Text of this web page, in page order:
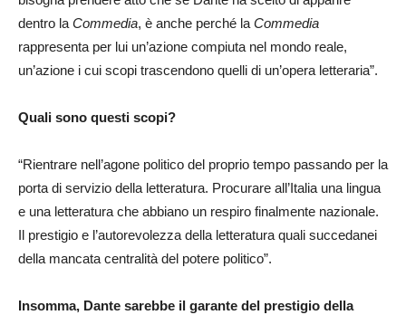
dentro la Commedia, è anche perché la Commedia
rappresenta per lui un’azione compiuta nel mondo reale,
un’azione i cui scopi trascendono quelli di un’opera letteraria”.
Quali sono questi scopi?
“Rientrare nell’agone politico del proprio tempo passando per la
porta di servizio della letteratura. Procurare all’Italia una lingua
e una letteratura che abbiano un respiro finalmente nazionale.
Il prestigio e l’autorevolezza della letteratura quali succedanei
della mancata centralità del potere politico”.
Insomma, Dante sarebbe il garante del prestigio della